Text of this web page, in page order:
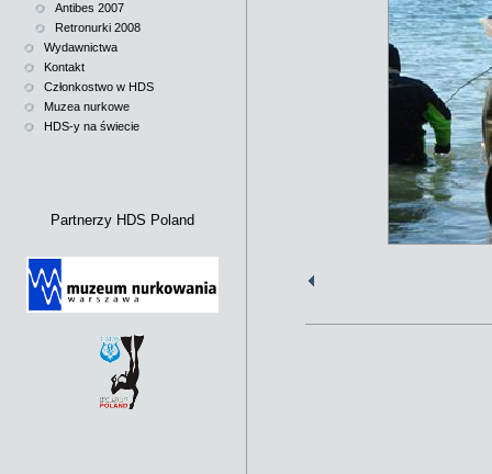
Antibes 2007
Retronurki 2008
Wydawnictwa
Kontakt
Członkostwo w HDS
Muzea nurkowe
HDS-y na świecie
Partnerzy HDS Poland